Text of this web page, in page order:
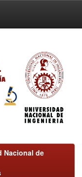
Nacional de